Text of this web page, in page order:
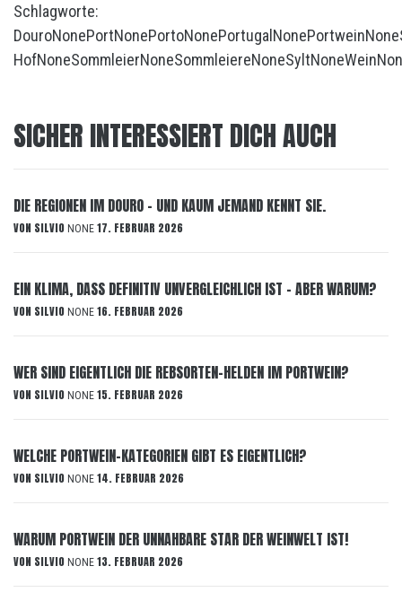
Schlagworte:
DouroNonePortNonePortoNonePortugalNonePortweinNone
HofNoneSommleierNoneSommleiereNoneSyltNoneWein
SICHER INTERESSIERT DICH AUCH
DIE REGIONEN IM DOURO – UND KAUM JEMAND KENNT SIE.
VON SILVIO NONE 17. FEBRUAR 2026
EIN KLIMA, DASS DEFINITIV UNVERGLEICHLICH IST – ABER WARUM?
VON SILVIO NONE 16. FEBRUAR 2026
WER SIND EIGENTLICH DIE REBSORTEN-HELDEN IM PORTWEIN?
VON SILVIO NONE 15. FEBRUAR 2026
WELCHE PORTWEIN-KATEGORIEN GIBT ES EIGENTLICH?
VON SILVIO NONE 14. FEBRUAR 2026
WARUM PORTWEIN DER UNNAHBARE STAR DER WEINWELT IST!
VON SILVIO NONE 13. FEBRUAR 2026